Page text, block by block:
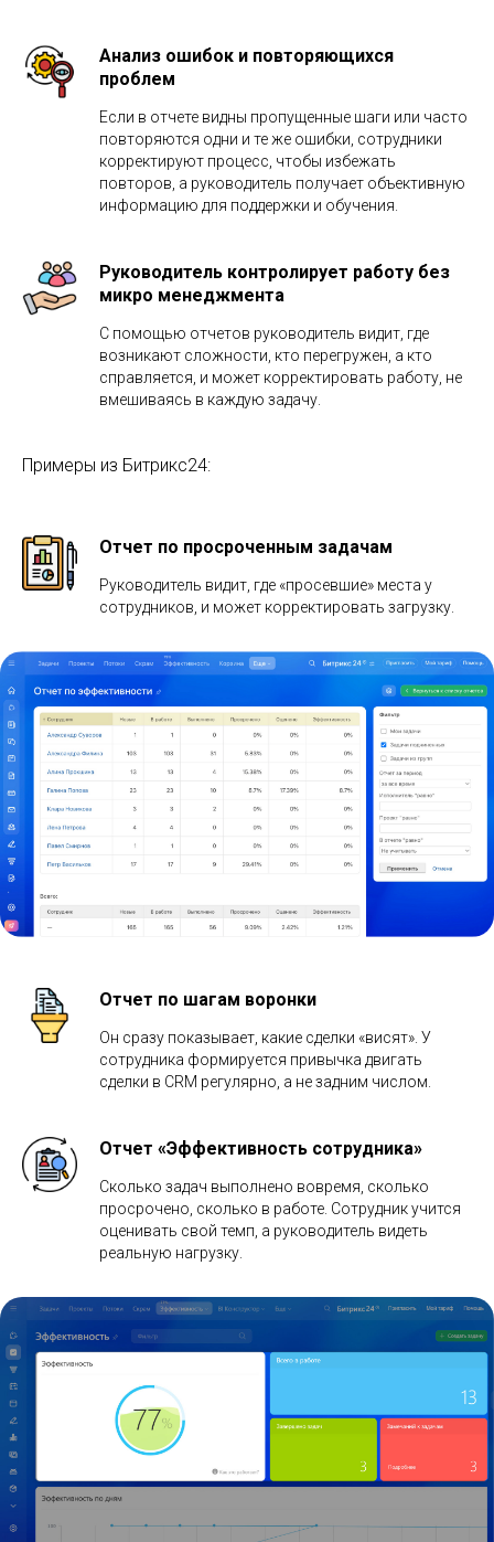
Анализ ошибок и повторяющихся
проблем
Если в отчете видны пропущенные шаги или часто
повторяются одни и те же ошибки, сотрудники
корректируют процесс, чтобы избежать
повторов, а руководитель получает объективную
информацию для поддержки и обучения.
Руководитель контролирует работу без
микро менеджмента
С помощью отчетов руководитель видит, где
возникают сложности, кто перегружен, а кто
справляется, и может корректировать работу, не
вмешиваясь в каждую задачу.
Примеры из Битрикс24:
Отчет по просроченным задачам
Руководитель видит, где «просевшие» места у
сотрудников, и может корректировать загрузку.
Отчет по шагам воронки
Он сразу показывает, какие сделки «висят». У
сотрудника формируется привычка двигать
сделки в CRM регулярно, а не задним числом.
Отчет «Эффективность сотрудника»
Сколько задач выполнено вовремя, сколько
просрочено, сколько в работе. Сотрудник учится
оценивать свой темп, а руководитель видеть
реальную нагрузку.